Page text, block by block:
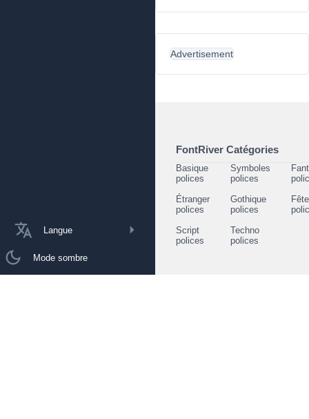
Langue
Mode sombre
Advertisement
FontRiver Catégories
Basique
polices
Symboles
polices
Étranger
polices
Gothique
polices
Script
polices
Techno
polices